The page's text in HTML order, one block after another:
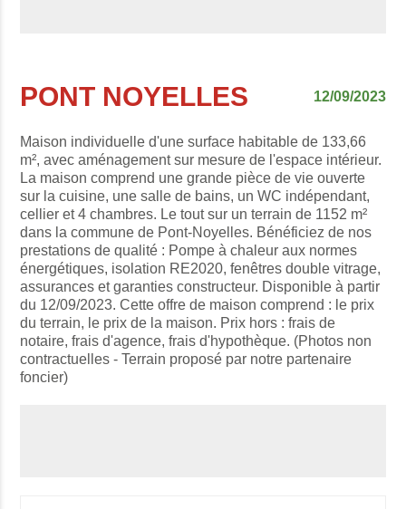
PONT NOYELLES 12/09/2023
Maison individuelle d'une surface habitable de 133,66
m², avec aménagement sur mesure de l'espace intérieur.
La maison comprend une grande pièce de vie ouverte
sur la cuisine, une salle de bains, un WC indépendant,
cellier et 4 chambres. Le tout sur un terrain de 1152 m²
dans la commune de Pont-Noyelles. Bénéficiez de nos
prestations de qualité : Pompe à chaleur aux normes
énergétiques, isolation RE2020, fenêtres double vitrage,
assurances et garanties constructeur. Disponible à partir
du 12/09/2023. Cette offre de maison comprend : le prix
du terrain, le prix de la maison. Prix hors : frais de
notaire, frais d'agence, frais d'hypothèque. (Photos non
contractuelles - Terrain proposé par notre partenaire
foncier)